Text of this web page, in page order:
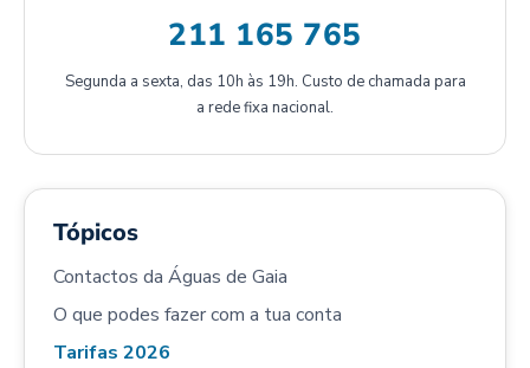
211 165 765
Segunda a sexta, das 10h às 19h. Custo de chamada para
a rede fixa nacional.
Tópicos
Contactos da Águas de Gaia
O que podes fazer com a tua conta
Tarifas 2026